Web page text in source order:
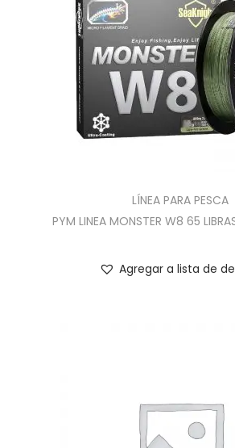
LÍNEA PARA PESCA
PYM LINEA MONSTER W8 65
Agregar a lista de